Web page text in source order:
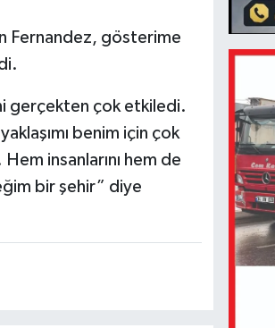
Fernandez, gösterime
gerçekten çok etkiledi.
benim için çok
insanlarını hem de
bir şehir” diye